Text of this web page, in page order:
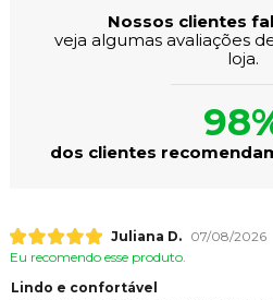
Nossos clientes
veja algumas avaliações
loja.
dos clientes
Juliana D.
07/08/2026
Eu recomendo esse produto.
Lindo e confortável